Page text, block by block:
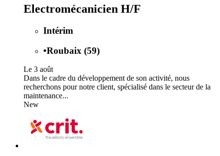
Electromécanicien H/F
Intérim
•Roubaix (59)
Le 3 août
Dans le cadre du développement de son activité, nous
recherchons pour notre client, spécialisé dans le secteur de la
maintenance...
New